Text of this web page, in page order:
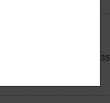
Fredensborg. 1935